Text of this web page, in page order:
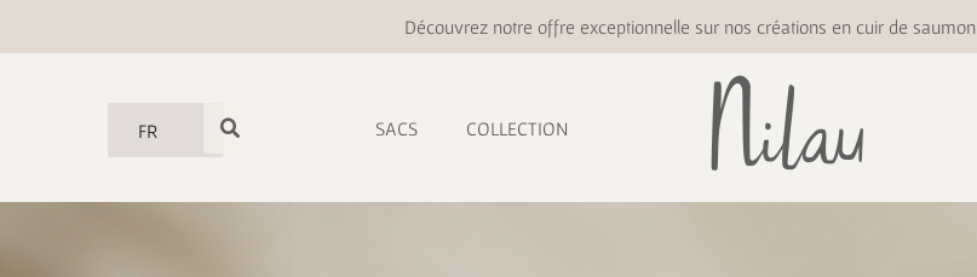
Découvrez notre offre exceptionnelle sur nos créations en cuir de saumon
FR SACS COLLECTION